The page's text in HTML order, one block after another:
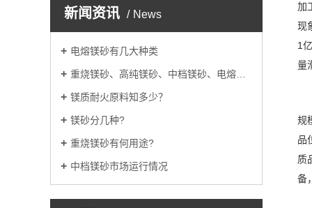
新闻资讯 News
电熔镁砂有几大种类
重烧镁砂、高纯镁砂、中档镁砂、电熔镁砂的用途
镁质耐火原料知多少？
镁砂分几种?
重烧镁砂有何用途?
中档镁砂市场运行情况
加
现
1
量
规
品
质
备